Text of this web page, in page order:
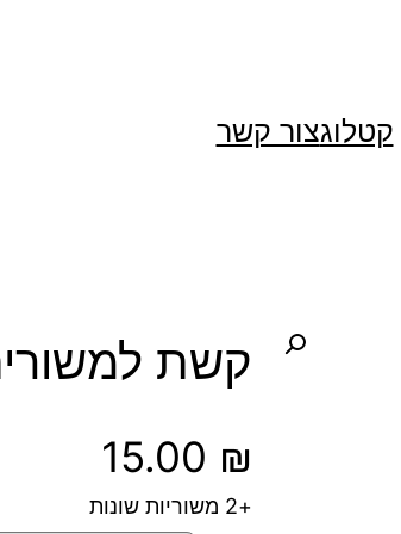
קטלוגצור קשר
קשת למשורית "6
15.00 ₪
+2 משוריות שונות